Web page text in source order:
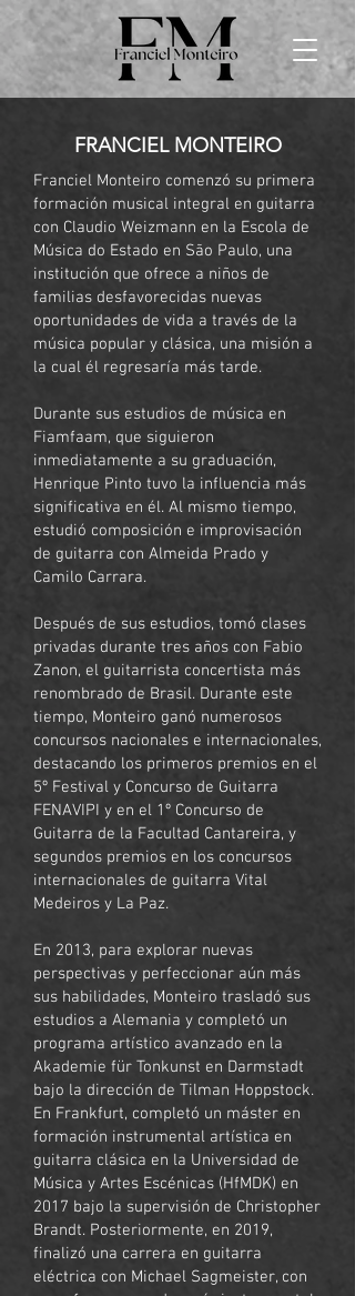
FRANCIEL MONTEIRO
Franciel Monteiro comenzó su primera
formación musical integral en guitarra
con Claudio Weizmann en la Escola de
Música do Estado en São Paulo, una
institución que ofrece a niños de
familias desfavorecidas nuevas
oportunidades de vida a través de la
música popular y clásica, una misión a
la cual él regresaría más tarde.
Durante sus estudios de música en
Fiamfaam, que siguieron
inmediatamente a su graduación,
Henrique Pinto tuvo la influencia más
significativa en él. Al mismo tiempo,
estudió composición e improvisación
de guitarra con Almeida Prado y
Camilo Carrara.
Después de sus estudios, tomó clases
privadas durante tres años con Fabio
Zanon, el guitarrista concertista más
renombrado de Brasil. Durante este
tiempo, Monteiro ganó numerosos
concursos nacionales e internacionales,
destacando los primeros premios en el
5º Festival y Concurso de Guitarra
FENAVIPI y en el 1º Concurso de
Guitarra de la Facultad Cantareira, y
segundos premios en los concursos
internacionales de guitarra Vital
Medeiros y La Paz.
En 2013, para explorar nuevas
perspectivas y perfeccionar aún más
sus habilidades, Monteiro trasladó sus
estudios a Alemania y completó un
programa artístico avanzado en la
Akademie für Tonkunst en Darmstadt
bajo la dirección de Tilman Hoppstock.
En Frankfurt, completó un máster en
formación instrumental artística en
guitarra clásica en la Universidad de
Música y Artes Escénicas (HfMDK) en
2017 bajo la supervisión de Christopher
Brandt. Posteriormente, en 2019,
finalizó una carrera en guitarra
eléctrica con Michael Sagmeister, con